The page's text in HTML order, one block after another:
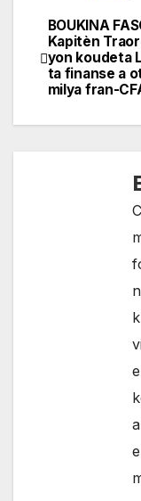
de
l'article
BOUKINA
Kapitèn
yon koudeta
ta finanse a
milya fran-